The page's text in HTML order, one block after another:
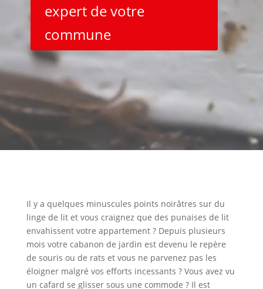
expert de votre
commune
Il y a quelques minuscules points noirâtres sur du
linge de lit et vous craignez que des punaises de lit
envahissent votre appartement ? Depuis plusieurs
mois votre cabanon de jardin est devenu le repère
de souris ou de rats et vous ne parvenez pas les
éloigner malgré vos efforts incessants ? Vous avez vu
un cafard se glisser sous une commode ? Il est